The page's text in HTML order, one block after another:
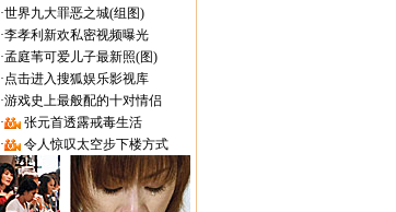
·世界九大罪恶之城(组图)
·李孝利新欢私密视频曝光
·孟庭苇可爱儿子最新照(图)
·点击进入搜狐娱乐影视库
·游戏史上最般配的十对情侣
·
张元首透露戒毒生活
· 令人惊叹太空步下楼方式